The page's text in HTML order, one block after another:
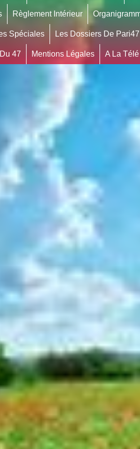
Règlement Intérieur
Spéciales Les Dossiers De Pari47
47 Mentions Légales A La